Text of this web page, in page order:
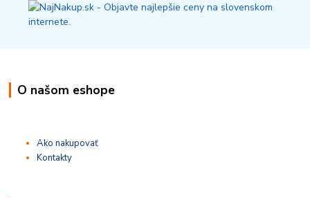
O našom eshope
Ako nakupovať
Kontakty